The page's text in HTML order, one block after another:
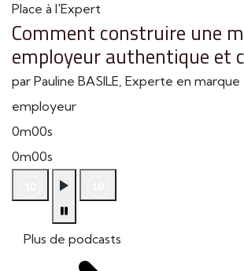
Place à l'Expert
Comment construire une
employeur authentique et
par Pauline BASILE, Experte en
employeur
0m00s
0m00s
Plus de podcasts